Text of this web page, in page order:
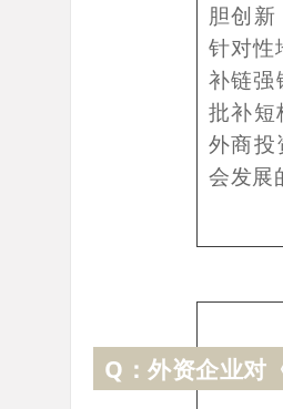
胆创
针对性
补链强
批补短
外商投
会发展
Q：外资企业对